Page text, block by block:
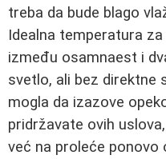
treba da bude blago
Idealna temperatura
između osamnaest i
svetlo, ali bez direktne
mogla da izazove
pridržavate ovih
već na proleće